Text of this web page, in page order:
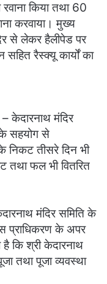
किया तथा 60
करवाया। मुख्य
से लेकर हैलीपेड पर
सहित रैस्क्यू कार्यों का
केदारनाथ मंदिर
के सहयोग से
निकट तीसरे दिन भी
तथा फल भी वितरित
मंदिर समिति के
प्राधिकरण के अपर
है कि श्री केदारनाथ
तथा पूजा व्यवस्था